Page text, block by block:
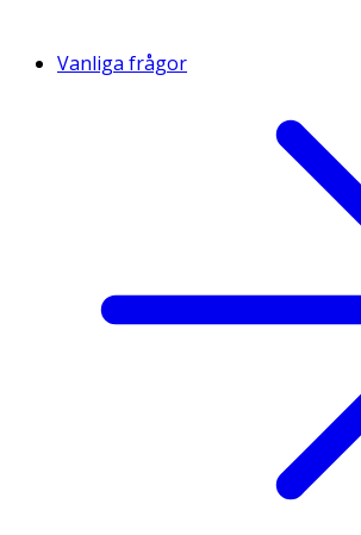
Vanliga frågor